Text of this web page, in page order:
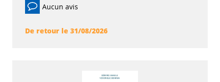
Aucun avis
De retour le 31/08/2026